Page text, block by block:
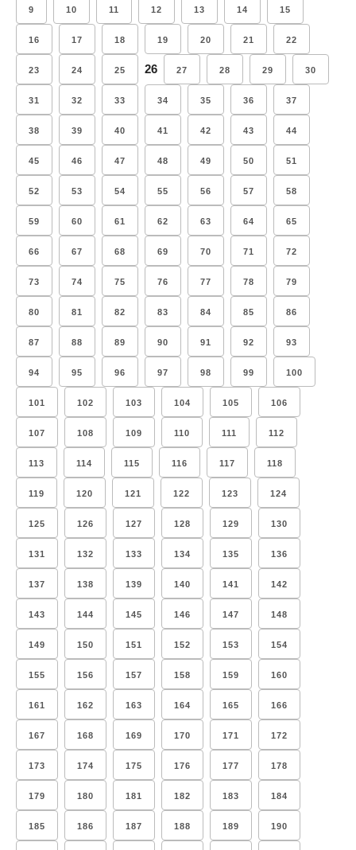
9 10 11 12 13 14 15
16 17 18 19 20 21 22
23 24 25 26 27 28 29 30
31 32 33 34 35 36 37
38 39 40 41 42 43 44
45 46 47 48 49 50 51
52 53 54 55 56 57 58
59 60 61 62 63 64 65
66 67 68 69 70 71 72
73 74 75 76 77 78 79
80 81 82 83 84 85 86
87 88 89 90 91 92 93
94 95 96 97 98 99 100
101 102 103 104 105 106
107 108 109 110 111 112
113 114 115 116 117 118
119 120 121 122 123 124
125 126 127 128 129 130
131 132 133 134 135 136
137 138 139 140 141 142
143 144 145 146 147 148
149 150 151 152 153 154
155 156 157 158 159 160
161 162 163 164 165 166
167 168 169 170 171 172
173 174 175 176 177 178
179 180 181 182 183 184
185 186 187 188 189 190